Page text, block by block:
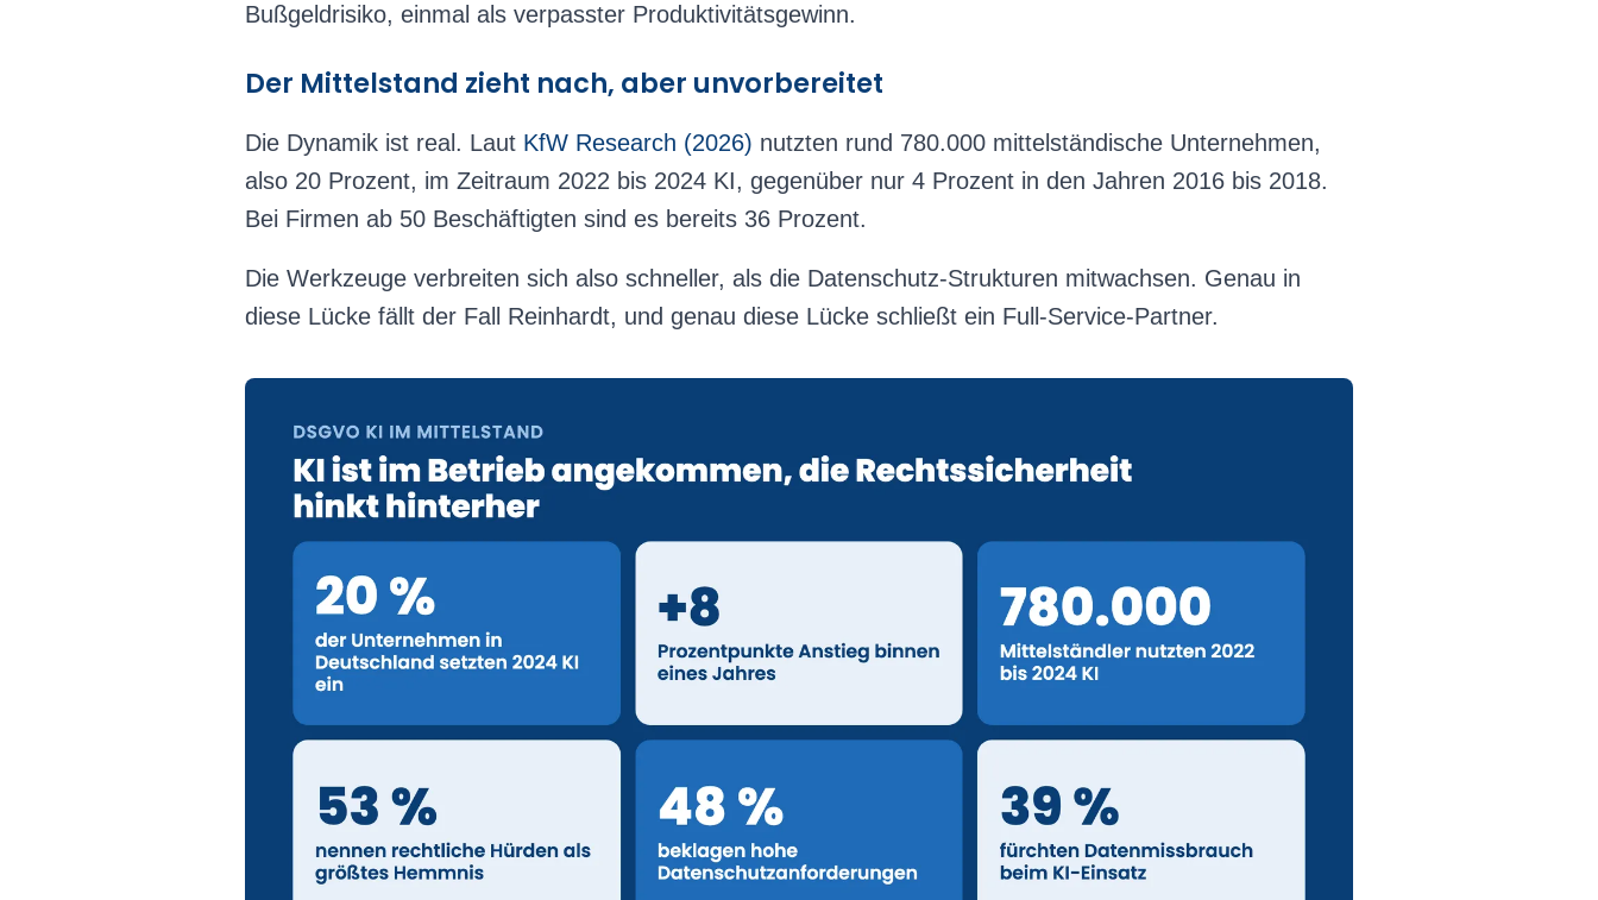
Bußgeldrisiko, einmal als verpasster Produktivitätsgewinn.
Der Mittelstand zieht nach, aber unvorbereitet
Die Dynamik ist real. Laut KfW Research (2026) nutzten rund 780.000 mittelständische Unternehmen,
also 20 Prozent, im Zeitraum 2022 bis 2024 KI, gegenüber nur 4 Prozent in den Jahren 2016 bis 2018.
Bei Firmen ab 50 Beschäftigten sind es bereits 36 Prozent.
Die Werkzeuge verbreiten sich also schneller, als die Datenschutz-Strukturen mitwachsen. Genau in
diese Lücke fällt der Fall Reinhardt, und genau diese Lücke schließt ein Full-Service-Partner.